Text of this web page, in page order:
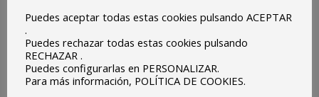
Puedes aceptar todas estas cookies pulsando ACEPTAR
.
Puedes rechazar todas estas cookies pulsando
RECHAZAR .
Puedes configurarlas en PERSONALIZAR.
Para más información, POLÍTICA DE COOKIES.